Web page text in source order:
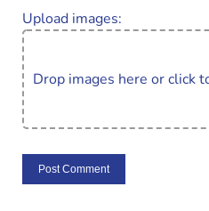
Upload images:
Drop images here or click